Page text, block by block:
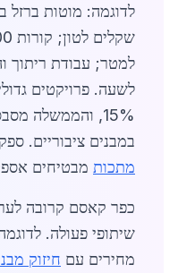
במבנים ציבוריים.
מתכות מבטיחים אספקה
כפר קאסם קרובה
שיתופי פעולה.
מחירים עם חיזוק